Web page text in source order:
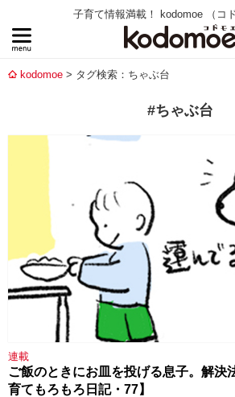
子育て情報満載！ kodomoe （コ
kodomoe タグ検索：ちゃぶ台
#ちゃぶ台
連載
ご飯のときにお皿を投げる息子。解決
育てもろもろ日記・77】